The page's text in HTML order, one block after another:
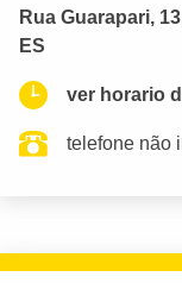
Rua Guarapari,
ES
ver horario
telefone não